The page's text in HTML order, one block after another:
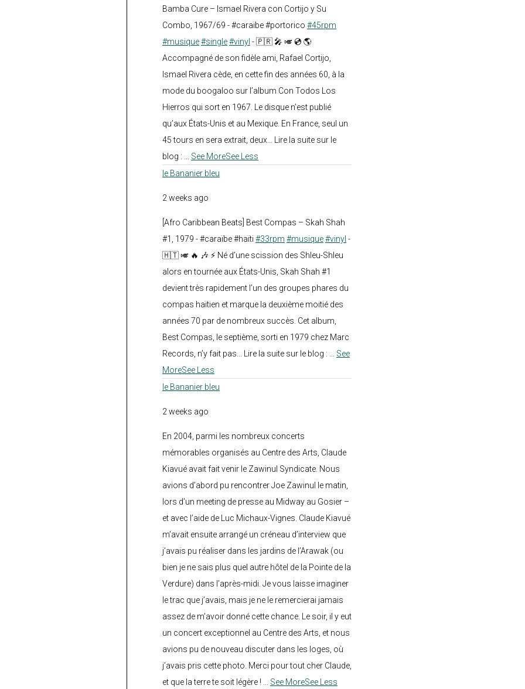
Bamba Cure – Ismael Rivera con Cortijo y Su
Combo, 1967/69 - #caraïbe #portorico #45rpm
#musique#single#vinyl - 🇵🇷 🎤 🎺 💿 🌎
Accompagné de son fidèle ami, Rafael Cortijo,
Ismael Rivera cède, en cette fin des années 60, à la
mode du boogaloo sur l’album Con Todos Los
Hierros qui sort en 1967. Le disque n’est publié
qu’aux États-Unis et au Mexique. En France, seul un
45 tours en sera extrait, deux... Lire la suite sur le
blog : ... See MoreSee Less
le Bananier bleu
2 weeks ago
[Afro Caribbean Beats] Best Compas – Skah Shah
#1, 1979 - #caraïbe #haïti #33rpm #musique#vinyl -
🇭🇹 🎺 🔥 🎶 ⚡ Né d’une scission des Shleu-Shleu
alors en tournée aux États-Unis, Skah Shah #1
devient très rapidement l’un des groupes phares du
compas haïtien et marque la deuxième moitié des
années 70 par de nombreux succès. Cet album,
Best Compas, le septième, sorti en 1979 chez Marc
Records, n’y fait pas... Lire la suite sur le blog : ... See
MoreSee Less
le Bananier bleu
2 weeks ago
En 2004, parmi les nombreux concerts
mémorables organisés au Centre des Arts, Claude
Kiavué avait fait venir le Zawinul Syndicate. Nous
avions d’abord pu rencontrer Joe Zawinul le matin,
lors d’un meeting de presse au Midway au Gosier –
et avec l’aide de Luc Michaux-Vignes. Claude Kiavué
m’avait ensuite arrangé un créneau d’interview que
j’avais pu réaliser dans les jardins de l’Arawak (ou
bien je ne sais plus quel autre hôtel de la Pointe de la
Verdure) dans l’après-midi. Je vous laisse imaginer
le trac que j’avais, mais je ne le remercierai jamais
assez de m’avoir donné cette chance. Le soir, il y eut
un concert exceptionnel au Centre des Arts, et nous
avions pu de nouveau discuter dans les loges, où
j’avais pris cette photo. Merci pour tout cher Claude,
et que la terre te soit légère ! ... See MoreSee Less